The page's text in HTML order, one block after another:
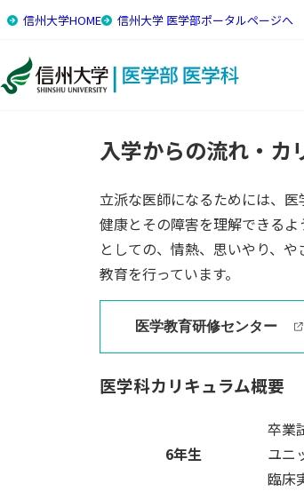
信州大学HOME 信州大学 医学部ポータルページへ
HOME 医学科について
入学からの流れ・カ
立派な医師になるためには、
健康とその障害を理解できる
としての、情熱、思いやり、
教育を行っています。
医学教育研修センター
医学科カリキュラム概要
6年生
卒業
ユニ
臨床